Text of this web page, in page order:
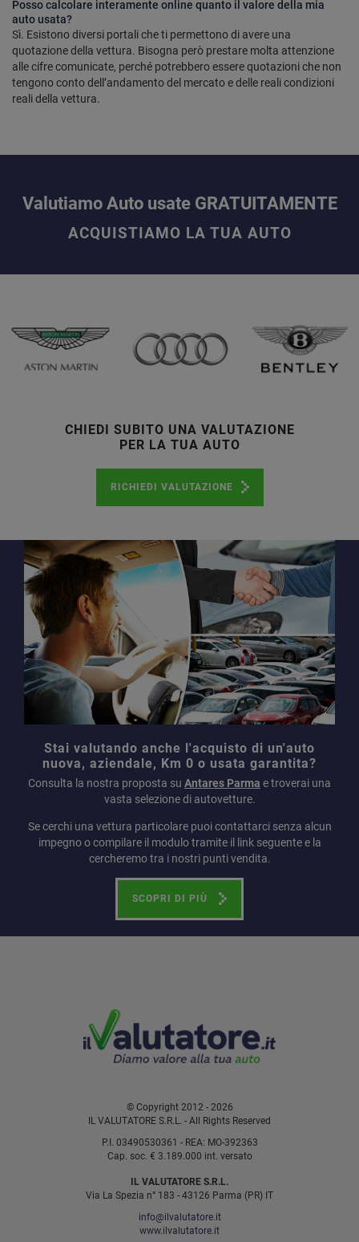
Posso calcolare interamente online quanto il valore della mia
auto usata?
Sì. Esistono diversi portali che ti permettono di avere una
quotazione della vettura. Bisogna però prestare molta attenzione
alle cifre comunicate, perché potrebbero essere quotazioni che non
tengono conto dell’andamento del mercato e delle reali condizioni
reali della vettura.
Valutiamo Auto usate GRATUITAMENTE
ACQUISTIAMO LA TUA AUTO
CHIEDI SUBITO UNA VALUTAZIONE
PER LA TUA AUTO
RICHIEDI VALUTAZIONE
Stai valutando anche l'acquisto di un'auto
nuova, aziendale, Km 0 o usata garantita?
Consulta la nostra proposta su Antares Parma e troverai una
vasta selezione di autovetture.
Se cerchi una vettura particolare puoi contattarci senza alcun
impegno o compilare il modulo tramite il link seguente e la
cercheremo tra i nostri punti vendita.
SCOPRI DI PIÙ
© Copyright 2012 - 2026
IL VALUTATORE S.R.L. - All Rights Reserved
P.I. 03490530361 - REA: MO-392363
Cap. soc. € 3.189.000 int. versato
IL VALUTATORE S.R.L.
Via La Spezia n° 183 - 43126 Parma (PR) IT
info@ilvalutatore.it
www.ilvalutatore.it